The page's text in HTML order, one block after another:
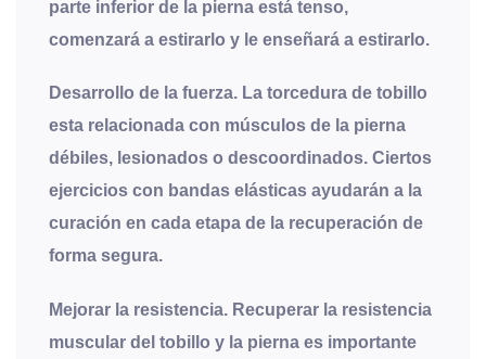
parte inferior de la pierna está tenso,
comenzará a estirarlo y le enseñará a estirarlo.
Desarrollo de la fuerza. La torcedura de tobillo
esta relacionada con músculos de la pierna
débiles, lesionados o descoordinados. Ciertos
ejercicios con bandas elásticas ayudarán a la
curación en cada etapa de la recuperación de
forma segura.
Mejorar la resistencia. Recuperar la resistencia
muscular del tobillo y la pierna es importante